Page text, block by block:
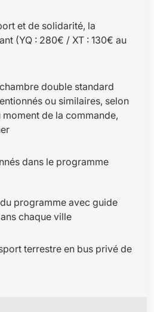
et de solidarité, la
(YQ : 280€ / XT : 130€ au
double standard
ou similaires, selon
de la commande,
dans le programme
programme avec guide
chaque ville
terrestre en bus privé de